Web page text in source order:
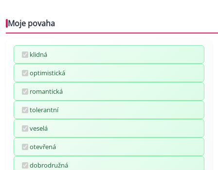
Moje povaha
klidná
optimistická
romantická
tolerantní
veselá
otevřená
dobrodružná